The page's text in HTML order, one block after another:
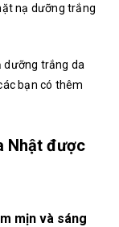
nạ dưỡng trắng
dưỡng trắng da
bạn có thêm
Nhật được
mịn và sáng